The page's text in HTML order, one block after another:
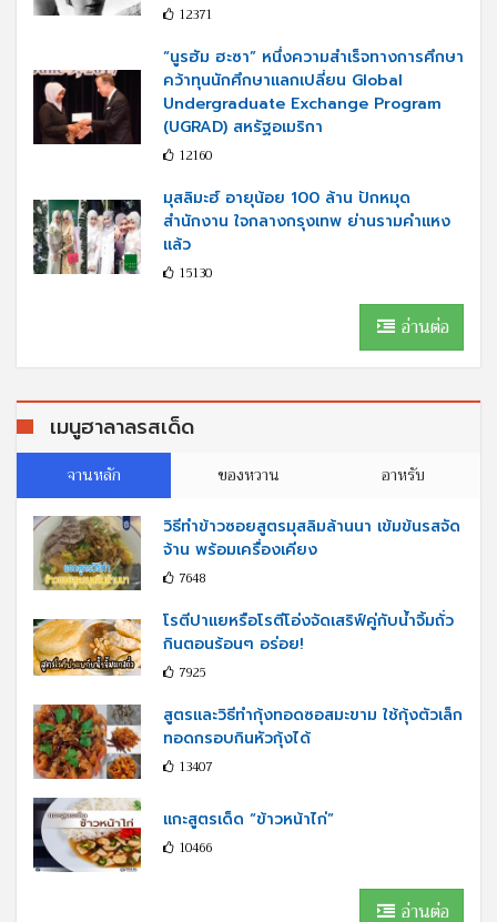
12371
“นูรฮัม ฮะซา” หนึ่งความสำเร็จทางการศึกษา
คว้าทุนนักศึกษาแลกเปลี่ยน Global
Undergraduate Exchange Program
(UGRAD) สหรัฐอเมริกา
12160
มุสลิมะฮ์ อายุน้อย 100 ล้าน ปักหมุด
สำนักงาน ใจกลางกรุงเทพ ย่านรามคำแหง
แล้ว
15130
อ่านต่อ
เมนูฮาลาลรสเด็ด
จานหลัก ของหวาน อาหรับ
วิธีทำข้าวซอยสูตรมุสลิมล้านนา เข้มข้นรสจัด
จ้าน พร้อมเครื่องเคียง
7648
โรตีปาแยหรือโรตีโอ่งจัดเสริฟ์คู่กับนํ้าจิ้มถั่ว
กินตอนร้อนๆ อร่อย!
7925
สูตรและวิธีทำกุ้งทอดซอสมะขาม ใช้กุ้งตัวเล็ก
ทอดกรอบกินหัวกุ้งได้
13407
แกะสูตรเด็ด “ข้าวหน้าไก่”
10466
อ่านต่อ